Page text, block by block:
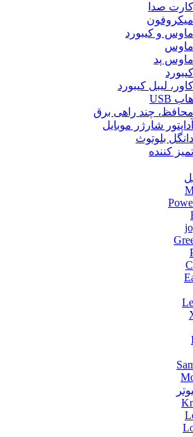
کارت صدا
میکروفون
ماوس و کیبورد
ماوس
ماوس پد
کیبورد
کاور، لیبل کیبورد
هاب USB
محافظ، چند راهی برق
آداپتور شارژر موبایل
دانگل بلوتوث
تمیز کننده